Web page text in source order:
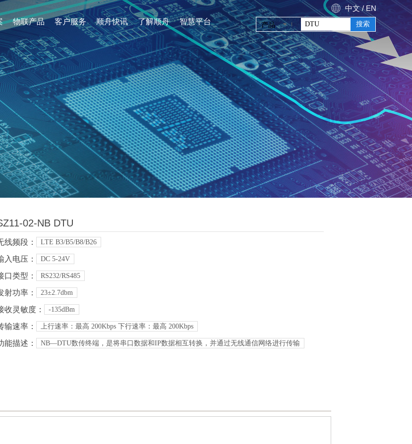
中文/ EN
产品 搜索
02-NB DTU
线频段： LTE B3/B5/B8/B26
入电压： DC 5-24V
口类型： RS232/RS485
射功率： 23±2.7dbm
收灵敏度： -135dBm
输速率： 上行速率：最高 200Kbps 下行速率：最高 200Kbps
能描述： NB—DTU数传终端，是将串口数据和IP数据相互转换，并通过无线通信网络进行传输